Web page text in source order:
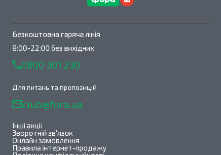
Безкоштовна гаряча лінія
8:00-22:00 без вихідних
0800 301 230
Для питань та пропозицій
club@fora.ua
Інші акції
Зворотній зв'язок
Онлайн замовлення
Правила інтернет-продажу